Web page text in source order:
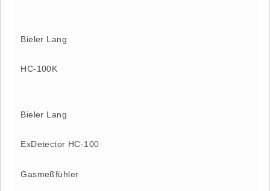
Bieler Lang
HC-100K
Bieler Lang
ExDetector HC-100
Gasmeßfühler